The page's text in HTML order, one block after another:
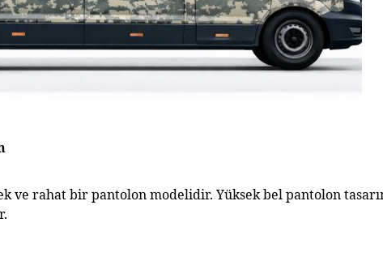
ve rahat bir pantolon modelidir. Yüksek bel pantolon